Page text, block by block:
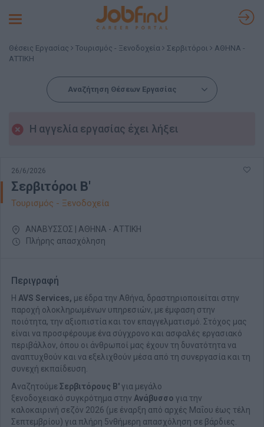
Toggle
Θέσεις Εργασίας Τουρισμός - Ξενοδοχεία Σερβιτόροι
ΑΘΗΝΑ -
ΑΤΤΙΚΗ
Αναζήτηση Θέσεων Εργασίας
Η αγγελία εργασίας έχει λήξει
26/6/2026
Σερβιτόροι Β'
Τουρισμός - Ξενοδοχεία
ΑΝΑΒΥΣΣΟΣ | ΑΘΗΝΑ - ΑΤΤΙΚΗ
Πλήρης απασχόληση
Περιγραφή
Η AVS Services, με έδρα την Αθήνα, δραστηριοποιείται στην
παροχή ολοκληρωμένων υπηρεσιών, με έμφαση στην
ποιότητα, την αξιοπιστία και τον επαγγελματισμό. Στόχος μας
είναι να προσφέρουμε ένα σύγχρονο και ασφαλές εργασιακό
περιβάλλον, όπου οι άνθρωποί μας έχουν τη δυνατότητα να
αναπτυχθούν και να εξελιχθούν μέσα από τη συνεργασία και τη
συνεχή εκπαίδευση.
Αναζητούμε Σερβιτόρους Β'για μεγάλo
ξενοδοχειακό συγκρότημα στην Ανάβυσσο για την
καλοκαιρινή σεζόν 2026 (με έναρξη από αρχές Μαΐου έως τέλη
Σεπτεμβρίου) για πλήρη 5νθήμερη απασχόληση σε βάρδιες.